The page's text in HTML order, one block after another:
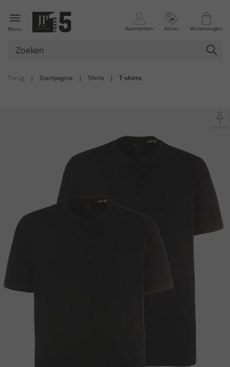
Menu Aanmelden Acties Winkelwagen
Terug | Startpagina | Shirts | T-shirts